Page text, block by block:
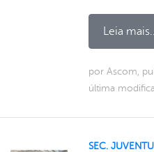
Leia
por Ascom,
última
SEC.